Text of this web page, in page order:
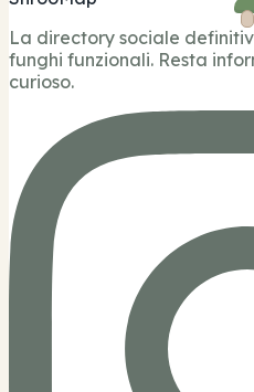
La directory sociale
funghi funzionali. Resta
curioso.